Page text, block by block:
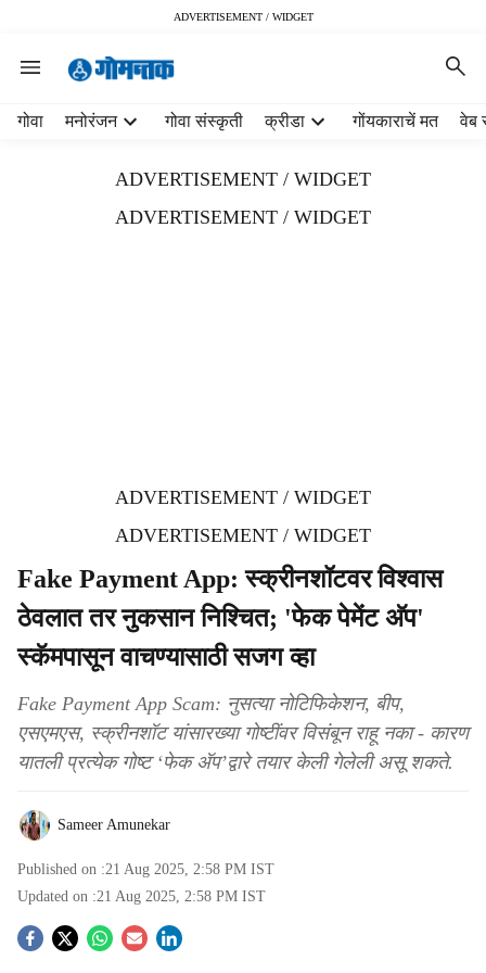
ADVERTISEMENT / WIDGET
गोवा मनोरंजन गोवा संस्कृती क्रीडा गोंयकाराचें मत वेब
ADVERTISEMENT / WIDGET
ADVERTISEMENT / WIDGET
ADVERTISEMENT / WIDGET
ADVERTISEMENT / WIDGET
Fake Payment App: स्क्रीनशॉटवर विश्वास
ठेवलात तर नुकसान निश्चित; 'फेक पेमेंट अ‍ॅप'
स्कॅमपासून वाचण्यासाठी सजग व्हा
Fake Payment App Scam: नुसत्या नोटिफिकेशन, बीप,
एसएमएस, स्क्रीनशॉट यांसारख्या गोष्टींवर विसंबून राहू नका - कारण
यातली प्रत्येक गोष्ट ‘फेक अ‍ॅप’द्वारे तयार केली गेलेली असू शकते.
Sameer Amunekar
Published on :21 Aug 2025, 2:58 PM IST
Updated on :21 Aug 2025, 2:58 PM IST
S